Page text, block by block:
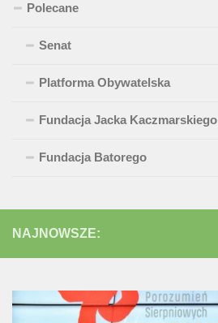
Polecane
Senat
Platforma Obywatelska
Fundacja Jacka Kaczmarskiego
Fundacja Batorego
NAJNOWSZE: